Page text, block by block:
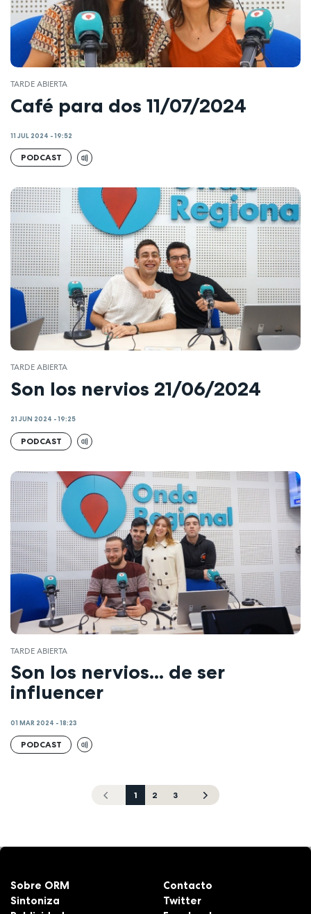
TARDE ABIERTA
Café para dos 11/07/2024
11 JUL 2024 - 19:52
PODCAST
TARDE ABIERTA
Son los nervios 21/06/2024
21 JUN 2024 - 19:25
PODCAST
TARDE ABIERTA
Son los nervios... de ser
influencer
01 MAR 2024 - 18:23
PODCAST
1 2 3
Sobre ORM
Sintoniza
Contacto
Twitter